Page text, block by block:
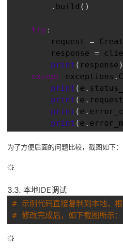
. build ()
try :
request
=
response =
print ( response )
except
exceptions .
print ( e .
print ( e .
print ( e .
print ( e .
为了方便后面的问题比较，截图如下：
3.3. 本地IDE调试
# 示例代码直接复制到本地，
# 修改完成后，如下截图所示：